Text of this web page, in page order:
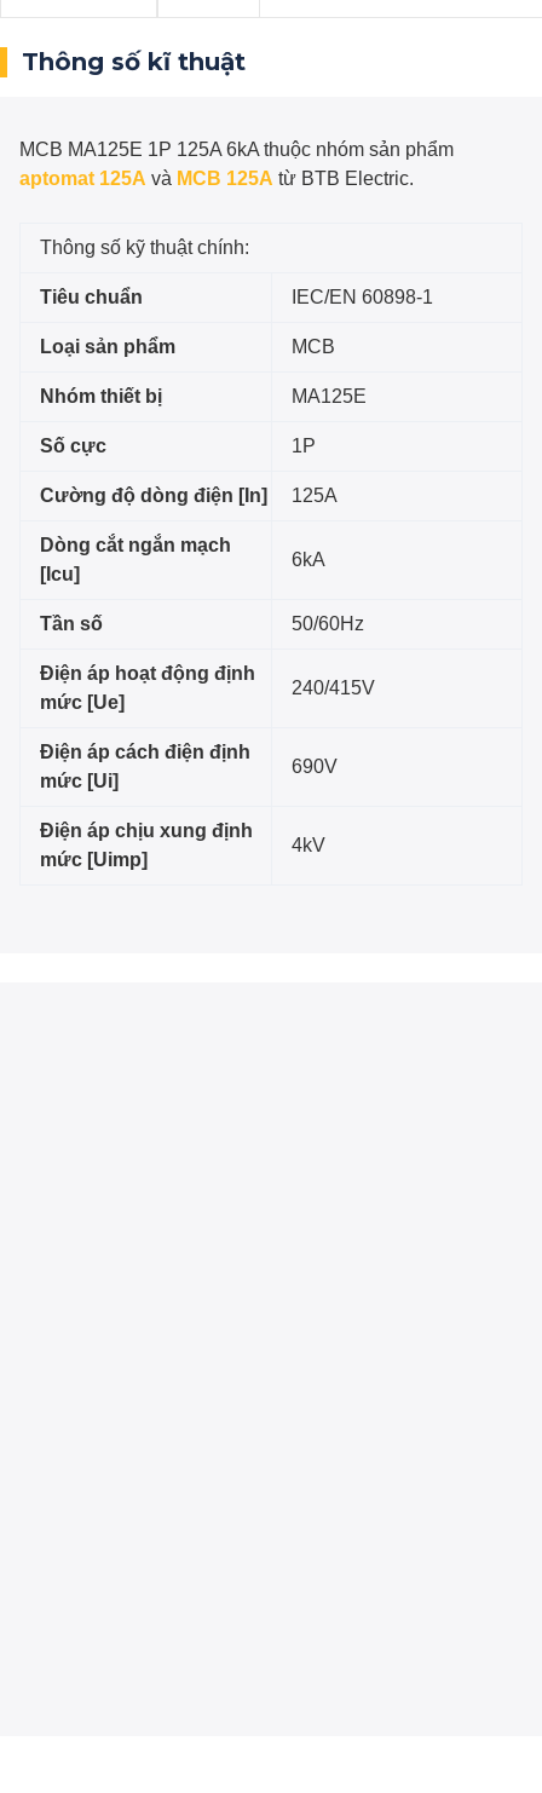
Thông số kĩ thuật
MCB MA125E 1P 125A 6kA thuộc nhóm sản phẩm
aptomat 125A và MCB 125A từ BTB Electric.
Thông số kỹ thuật chính:
Tiêu chuẩn IEC/EN 60898-1
Loại sản phẩm MCB
Nhóm thiết bị MA125E
Số cực 1P
Cường độ dòng điện [In] 125A
Dòng cắt ngắn mạch
[Icu]
6kA
Tần số 50/60Hz
Điện áp hoạt động định
mức [Ue]
240/415V
Điện áp cách điện định
mức [Ui]
690V
Điện áp chịu xung định
mức [Uimp]
4kV